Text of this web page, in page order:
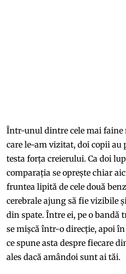
Într-unul dintre cele mai faine
care le-am vizitat, doi copii au
testa forța creierului. Ca doi
comparația se oprește chiar
fruntea lipită de cele două
cerebrale ajung să fie vizibile
din spate. Între ei, pe o bandă
se mișcă într-o direcție, apoi în
ce spune asta despre fiecare
ales dacă amândoi sunt ai tăi.